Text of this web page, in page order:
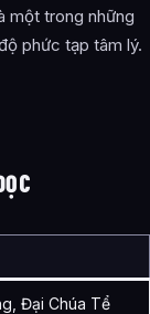
một trong những
phức tạp tâm lý.
Đại Chúa Tể